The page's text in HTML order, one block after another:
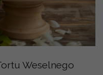
Weselnego